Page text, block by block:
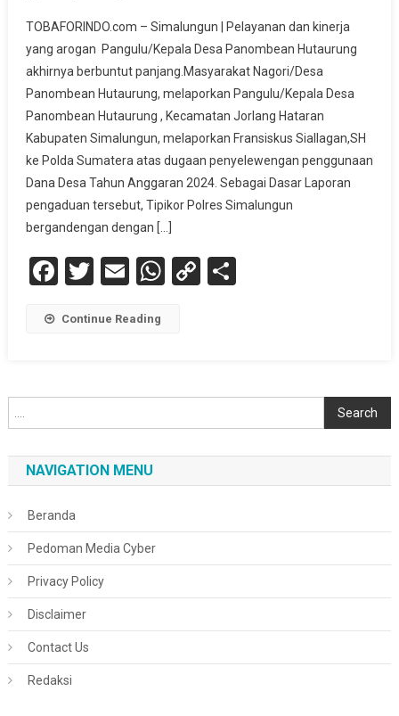
TOBAFORINDO.com – Simalungun | Pelayanan dan kinerja
yang arogan Pangulu/Kepala Desa Panombean Hutaurung
akhirnya berbuntut panjang.Masyarakat Nagori/Desa
Panombean Hutaurung, melaporkan Pangulu/Kepala Desa
Panombean Hutaurung , Kecamatan Jorlang Hataran
Kabupaten Simalungun, melaporkan Fransiskus Siallagan,SH
ke Polda Sumatera atas dugaan penyelewengan penggunaan
Dana Desa Tahun Anggaran 2024. Sebagai Dasar Laporan
pengaduan tersebut, Tipikor Polres Simalungun
bergandengan dengan […]
Facebook
Twitter
EmailWhatsApp
Copy
Continue Reading
Search
NAVIGATION MENU
Beranda
Pedoman Media Cyber
Privacy Policy
Disclaimer
Contact Us
Redaksi